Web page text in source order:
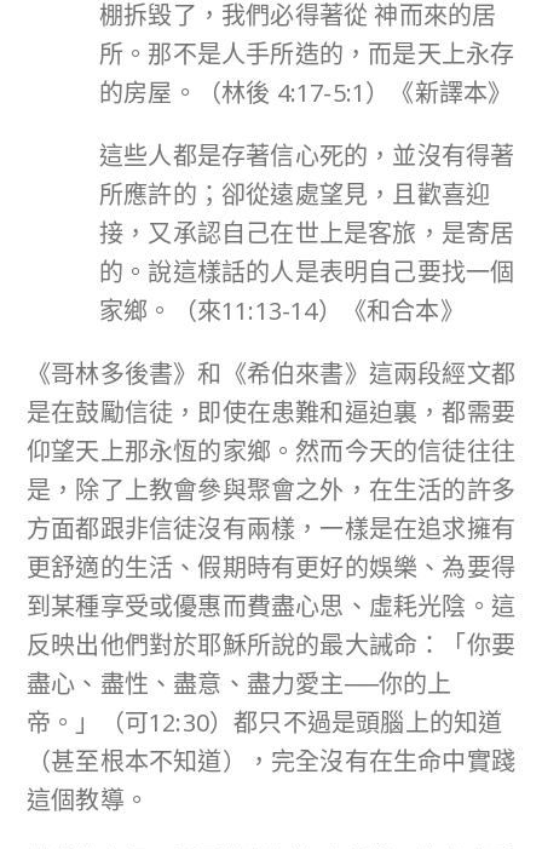
棚拆毀了，我們必得著從 神而來的居
所。那不是人手所造的，而是天上永存
的房屋。（林後 4:17-5:1）《新譯本》
這些人都是存著信心死的，並沒有得著
所應許的；卻從遠處望見，且歡喜迎
接，又承認自己在世上是客旅，是寄居
的。說這樣話的人是表明自己要找一個
家鄉。（來11:13-14）《和合本》
《哥林多後書》和《希伯來書》這兩段經文都
是在鼓勵信徒，即使在患難和逼迫裏，都需要
仰望天上那永恆的家鄉。然而今天的信徒往往
是，除了上教會參與聚會之外，在生活的許多
方面都跟非信徒沒有兩樣，一樣是在追求擁有
更舒適的生活、假期時有更好的娛樂、為要得
到某種享受或優惠而費盡心思、虛耗光陰。這
反映出他們對於耶穌所說的最大誡命：「你要
盡心、盡性、盡意、盡力愛主──你的上
帝。」（可12:30）都只不過是頭腦上的知道
（甚至根本不知道），完全沒有在生命中實踐
這個教導。